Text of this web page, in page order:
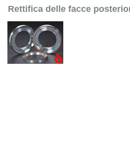
Rettifica delle facce